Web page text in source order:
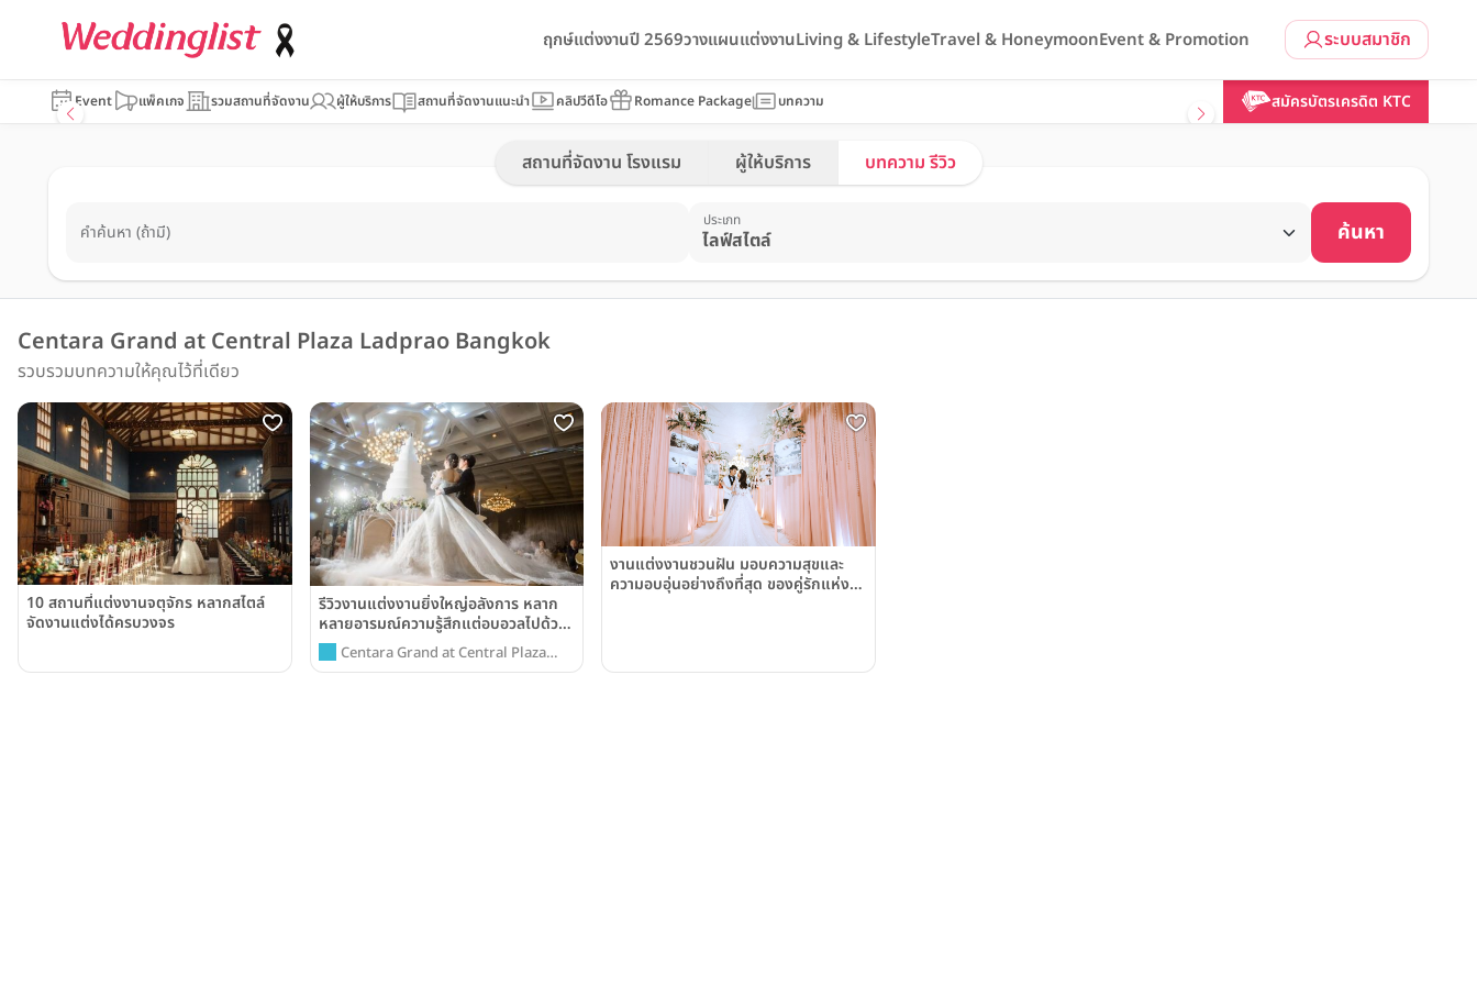
ระบบสมาชิก
ฤกษ์แต่งงานปี 2569วางแผนแต่งงานLiving & LifestyleTravel & HoneymoonEvent & Promotion
Event แพ็คเกจ รวมสถานที่จัดงาน ผู้ให้บริการ สถานที่จัดงานแนะนำ คลิปวีดีโอ Romance Package บทความ สมัครบัตรเครดิต KTC
สถานที่จัดงาน โรงแรม ผู้ให้บริการ บทความ รีวิว
คำค้นหา (ถ้ามี)
ประเภท ค้นหา
Centara Grand at Central Plaza Ladprao Bangkok
รวบรวมบทความให้คุณไว้ที่เดียว
10 สถานที่แต่งงานจตุจักร หลากสไตล์
จัดงานแต่งได้ครบวงจร
รีวิวงานแต่งงานยิ่งใหญ่อลังการ หลาก
หลายอารมณ์ความรู้สึกแต่อบอวลไปด้วย
ความโรแมนติก ณ โรงแรมเซ็นทาราแก
รนด์ เซ็นทรัลพลาซา ลาดพร้าว กรุงเทพฯ
Centara Grand at Central Plaza
Ladprao Bangkok
งานแต่งงานชวนฝัน มอบความสุขและ
ความอบอุ่นอย่างถึงที่สุด ของคู่รักแห่งปี